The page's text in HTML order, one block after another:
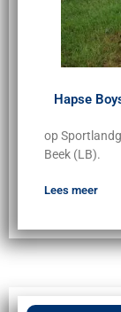
Hapse
op
Beek (LB).
Lees meer